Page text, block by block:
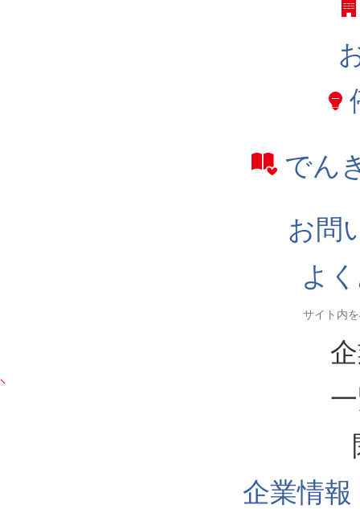
でん
お問
よ
企業情